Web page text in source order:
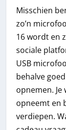
Misschien
zo’n
16 wordt en
sociale
USB
behalve
opnemen.
opneemt en
verdiepen.